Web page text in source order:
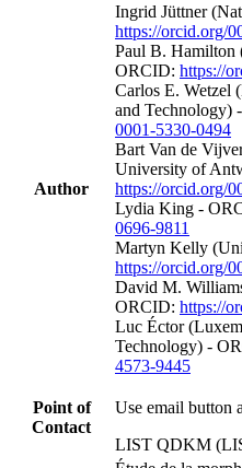
Author
Ingrid Jüttner
https://orcid.org/
Paul B. Hamilton
ORCID: https://
Carlos E. Wetzel
and Technology)
0001-5330-0494
Bart Van de
University of
https://orcid.org/
Lydia King -
0696-9811
Martyn Kelly
https://orcid.org/
David M.
ORCID: https://
Luc Éctor
Technology) -
4573-9445
Point of
Contact
Use email button
LIST QDKM